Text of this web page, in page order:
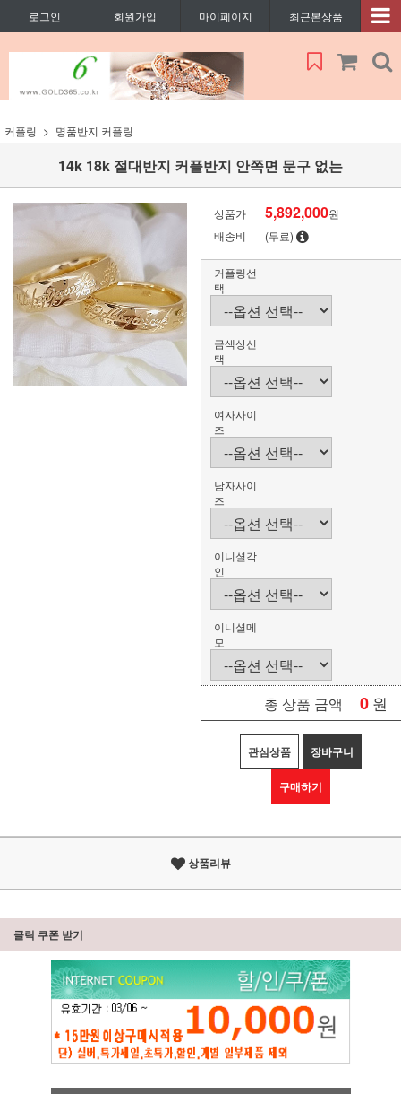
로그인 회원가입 마이페이지 최근본상품
커플링 명품반지 커플링
14k 18k 절대반지 커플반지 안쪽면 문구 없는
상품가 5,892,000원
배송비
(무료)
커플링선
택
금색상선
택
여자사이
즈
남자사이
즈
이니셜각
인
이니셜메
모
총 상품 금액 0 원
관심상품 장바구니
구매하기
상품리뷰
클릭 쿠폰 받기